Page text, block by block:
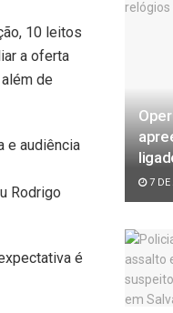
10 leitos
a oferta
de
e audiência
Rodrigo
é
7 DE